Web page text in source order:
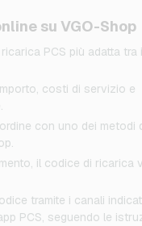
su VGO-Shop
PCS più adatta tra i
costi di servizio e
con uno dei metodi
il codice di ricarica
tramite i canali
PCS, seguendo le